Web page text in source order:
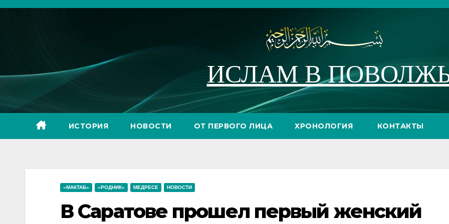
Перейти
ИСЛАМ В
ИСТОРИЯ НОВОСТИ ОТ ПЕРВОГО ЛИЦА ХРОНОЛОГИЯ КОНТАКТЫ
«МАКТАБ» «РОДНИК» МЕДРЕСЕ НОВОСТИ
В Саратове прошел первый женский